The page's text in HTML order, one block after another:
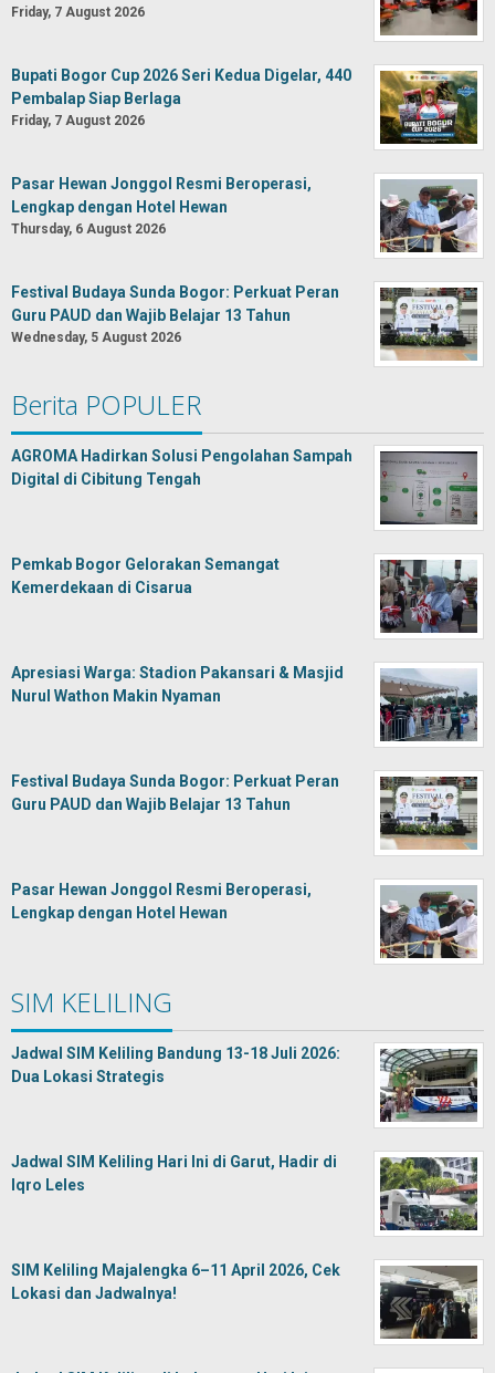
Friday, 7 August 2026
Bupati Bogor Cup 2026 Seri Kedua Digelar, 440
Pembalap Siap Berlaga
Friday, 7 August 2026
Pasar Hewan Jonggol Resmi Beroperasi,
Lengkap dengan Hotel Hewan
Thursday, 6 August 2026
Festival Budaya Sunda Bogor: Perkuat Peran
Guru PAUD dan Wajib Belajar 13 Tahun
Wednesday, 5 August 2026
Berita POPULER
AGROMA Hadirkan Solusi Pengolahan Sampah
Digital di Cibitung Tengah
Pemkab Bogor Gelorakan Semangat
Kemerdekaan di Cisarua
Apresiasi Warga: Stadion Pakansari & Masjid
Nurul Wathon Makin Nyaman
Festival Budaya Sunda Bogor: Perkuat Peran
Guru PAUD dan Wajib Belajar 13 Tahun
Pasar Hewan Jonggol Resmi Beroperasi,
Lengkap dengan Hotel Hewan
SIM KELILING
Jadwal SIM Keliling Bandung 13-18 Juli 2026:
Dua Lokasi Strategis
Jadwal SIM Keliling Hari Ini di Garut, Hadir di
Iqro Leles
SIM Keliling Majalengka 6–11 April 2026, Cek
Lokasi dan Jadwalnya!